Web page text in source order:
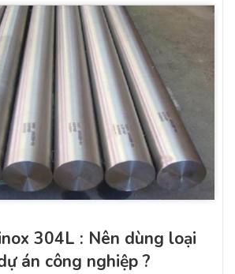
304L : Nên dùng loại
án công nghiệp ?